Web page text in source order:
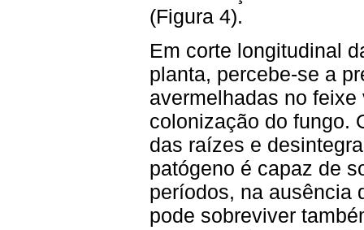
(Figura 4).
Em corte longitudinal
planta, percebe-se a
avermelhadas no
colonização do fungo.
das raízes e
patógeno é capaz de
períodos, na ausência
pode sobreviver